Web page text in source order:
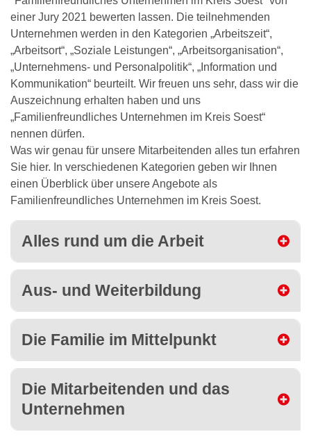
einer Jury 2021 bewerten lassen. Die teilnehmenden
Unternehmen werden in den Kategorien „Arbeitszeit“,
„Arbeitsort“, „Soziale Leistungen“, „Arbeitsorganisation“,
„Unternehmens- und Personalpolitik“, „Information und
Kommunikation“ beurteilt. Wir freuen uns sehr, dass wir die
Auszeichnung erhalten haben und uns
„Familienfreundliches Unternehmen im Kreis Soest“
nennen dürfen.
Was wir genau für unsere Mitarbeitenden alles tun erfahren
Sie hier. In verschiedenen Kategorien geben wir Ihnen
einen Überblick über unsere Angebote als
Familienfreundliches Unternehmen im Kreis Soest.
Alles rund um die Arbeit
Aus- und Weiterbildung
Die Familie im Mittelpunkt
Die Mitarbeitenden und das
Unternehmen